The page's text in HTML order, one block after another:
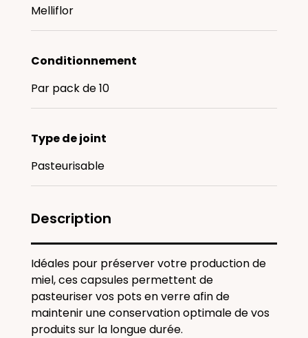
Melliflor
Conditionnement
Par pack de 10
Type de joint
Pasteurisable
Description
Idéales pour préserver votre production de
miel, ces capsules permettent de
pasteuriser vos pots en verre afin de
maintenir une conservation optimale de vos
produits sur la longue durée.